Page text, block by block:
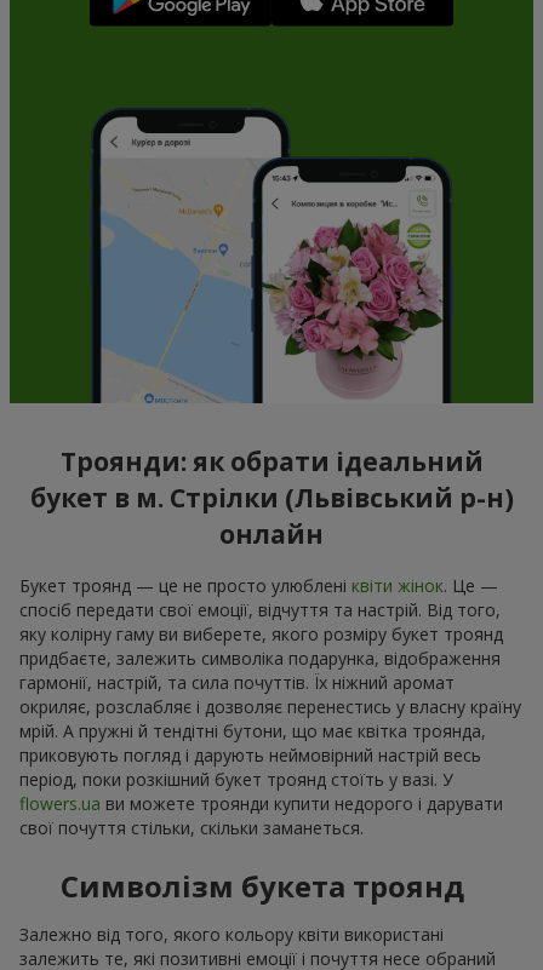
Троянди: як обрати ідеальний
букет в м. Стрілки (Львівський р-н)
онлайн
Букет троянд — це не просто улюблені квіти жінок. Це —
спосіб передати свої емоції, відчуття та настрій. Від того,
яку колірну гаму ви виберете, якого розміру букет троянд
придбаєте, залежить символіка подарунка, відображення
гармонії, настрій, та сила почуттів. Їх ніжний аромат
окриляє, розслабляє і дозволяє перенестись у власну країну
мрій. А пружні й тендітні бутони, що має квітка троянда,
приковують погляд і дарують неймовірний настрій весь
період, поки розкішний букет троянд стоїть у вазі. У
flowers.ua ви можете троянди купити недорого і дарувати
свої почуття стільки, скільки заманеться.
Символізм букета троянд
Залежно від того, якого кольору квіти використані
залежить те, які позитивні емоції і почуття несе обраний